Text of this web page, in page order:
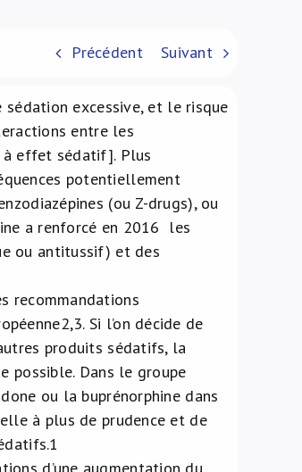
Précédent Suivant
excessive, et le risque
entre les
à effet sédatif]. Plus
potentiellement
(ou Z-drugs), ou
a renforcé en 2016 les
ou antitussif) et des
recommandations
2,3. Si l’on décide de
produits sédatifs, la
possible. Dans le groupe
ou la buprénorphine dans
à plus de prudence et de
1